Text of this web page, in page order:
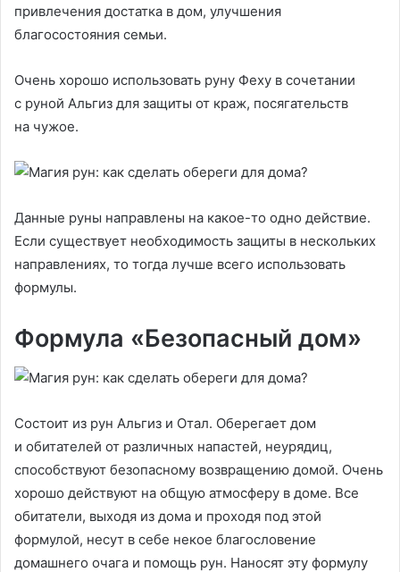
привлечения достатка в дом, улучшения
благосостояния семьи.
Очень хорошо использовать руну Феху в сочетании
с руной Альгиз для защиты от краж, посягательств
на чужое.
Данные руны направлены на какое-то одно действие.
Если существует необходимость защиты в нескольких
направлениях, то тогда лучше всего использовать
формулы.
Формула «Безопасный дом»
Состоит из рун Альгиз и Отал. Оберегает дом
и обитателей от различных напастей, неурядиц,
способствуют безопасному возвращению домой. Очень
хорошо действуют на общую атмосферу в доме. Все
обитатели, выходя из дома и проходя под этой
формулой, несут в себе некое благословение
домашнего очага и помощь рун. Наносят эту формулу